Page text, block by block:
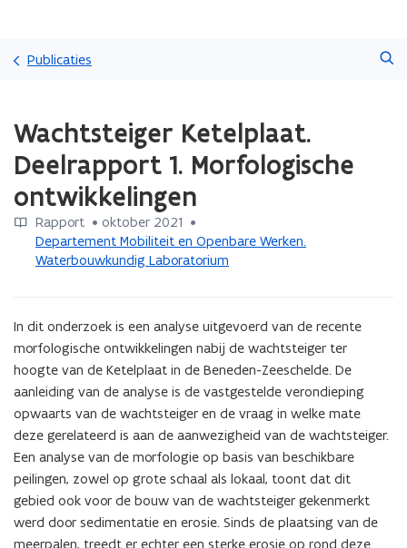
gaan
Publicaties
met
laden.
zich
op:
Wachtsteiger
Ketelplaat.
ontwikkelingen
Wachtsteiger Ketelplaat.
Deelrapport 1. Morfologische
ontwikkelingen
Rapport • oktober 2021 •
Departement Mobiliteit en Openbare Werken.
Waterbouwkundig Laboratorium
In dit onderzoek is een analyse uitgevoerd van de recente
morfologische ontwikkelingen nabij de wachtsteiger ter
hoogte van de Ketelplaat in de Beneden-Zeeschelde. De
aanleiding van de analyse is de vastgestelde verondieping
opwaarts van de wachtsteiger en de vraag in welke mate
deze gerelateerd is aan de aanwezigheid van de wachtsteiger.
Een analyse van de morfologie op basis van beschikbare
peilingen, zowel op grote schaal als lokaal, toont dat dit
gebied ook voor de bouw van de wachtsteiger gekenmerkt
werd door sedimentatie en erosie. Sinds de plaatsing van de
meerpalen, treedt er echter een sterke erosie op rond deze